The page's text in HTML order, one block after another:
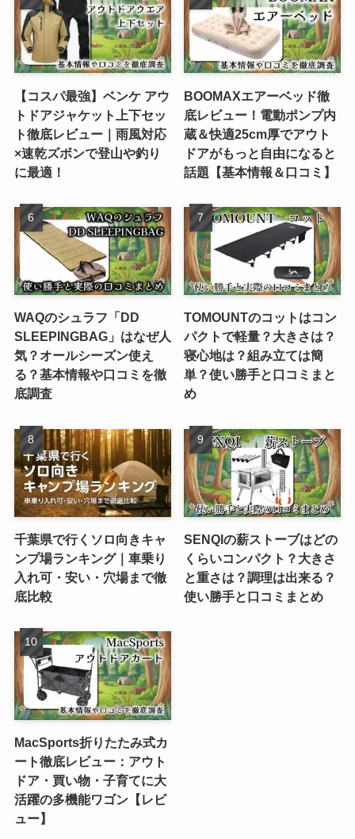
【コスパ最強】ベンケ アウ
トドアジャケット上下セッ
ト徹底レビュー｜雨風対応
×速乾ズボンで登山や釣り
に最適！
BOOMAXエアーベッド徹
底レビュー！電動ポンプ内
蔵＆快適25cm厚でアウト
ドアがもっと自由になると
話題【基本情報＆口コミ】
WAQのシュラフ「DD
SLEEPINGBAG」はなぜ人
気？オールシーズン使え
る？基本情報や口コミを徹
底調査
TOMOUNTのコットはコン
パクトで軽量？大きさは？
寝心地は？組み立ては簡
単？使い勝手と口コミまと
め
千葉県で行くソロ向きキャ
ンプ場ランキング｜車乗り
入れ可・安い・穴場まで徹
底比較
SENQIの薪ストーブはどの
くらいコンパクト？大きさ
と重さは？調理は出来る？
使い勝手と口コミまとめ
MacSports折りたたみ式カ
ート徹底レビュー：アウト
ドア・買い物・子育てに大
活躍の多機能ワゴン【レビ
ュー】